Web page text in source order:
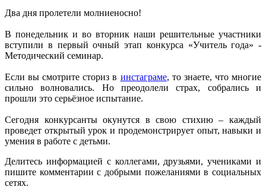
Два дня пролетели молниеносно!
В понедельник и во вторник наши решительные участники
вступили в первый очный этап конкурса «Учитель года» -
Методический семинар.
Если вы смотрите сториз в инстаграме, то знаете, что многие
сильно волновались. Но преодолели страх, собрались и
прошли это серьёзное испытание.
Сегодня конкурсанты окунутся в свою стихию – каждый
проведет открытый урок и продемонстрирует опыт, навыки и
умения в работе с детьми.
Делитесь информацией с коллегами, друзьями, учениками и
пишите комментарии с добрыми пожеланиями в социальных
сетях.